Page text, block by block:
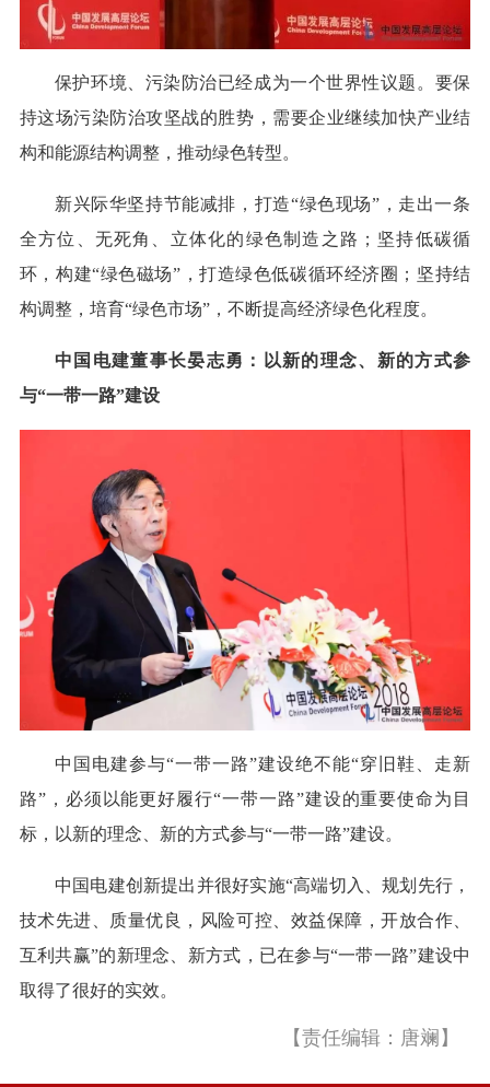
保护环境、污染防治已经成为一个世界性议题。要保
持这场污染防治攻坚战的胜势，需要企业继续加快产业结
构和能源结构调整，推动绿色转型。
新兴际华坚持节能减排，打造“绿色现场”，走出一条
全方位、无死角、立体化的绿色制造之路；坚持低碳循
环，构建“绿色磁场”，打造绿色低碳循环经济圈；坚持结
构调整，培育“绿色市场”，不断提高经济绿色化程度。
中国电建董事长晏志勇：以新的理念、新的方式参
与“一带一路”建设
中国电建参与“一带一路”建设绝不能“穿旧鞋、走新
路”，必须以能更好履行“一带一路”建设的重要使命为目
标，以新的理念、新的方式参与“一带一路”建设。
中国电建创新提出并很好实施“高端切入、规划先行，
技术先进、质量优良，风险可控、效益保障，开放合作、
互利共赢”的新理念、新方式，已在参与“一带一路”建设中
取得了很好的实效。
【责任编辑：唐斓】